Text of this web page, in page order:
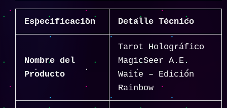
Especificación Detalle Técnico
Nombre del
Producto
Tarot Holográfico
MagicSeer A.E.
Waite – Edición
Rainbow